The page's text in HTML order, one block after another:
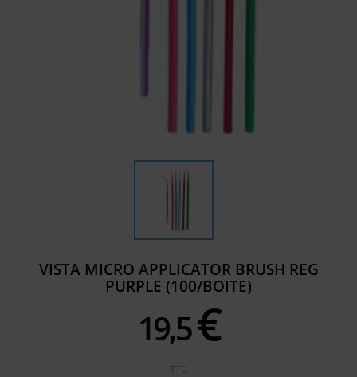
VISTA MICRO APPLICATOR BRUSH REG
PURPLE (100/BOITE)
19,5€
TTC